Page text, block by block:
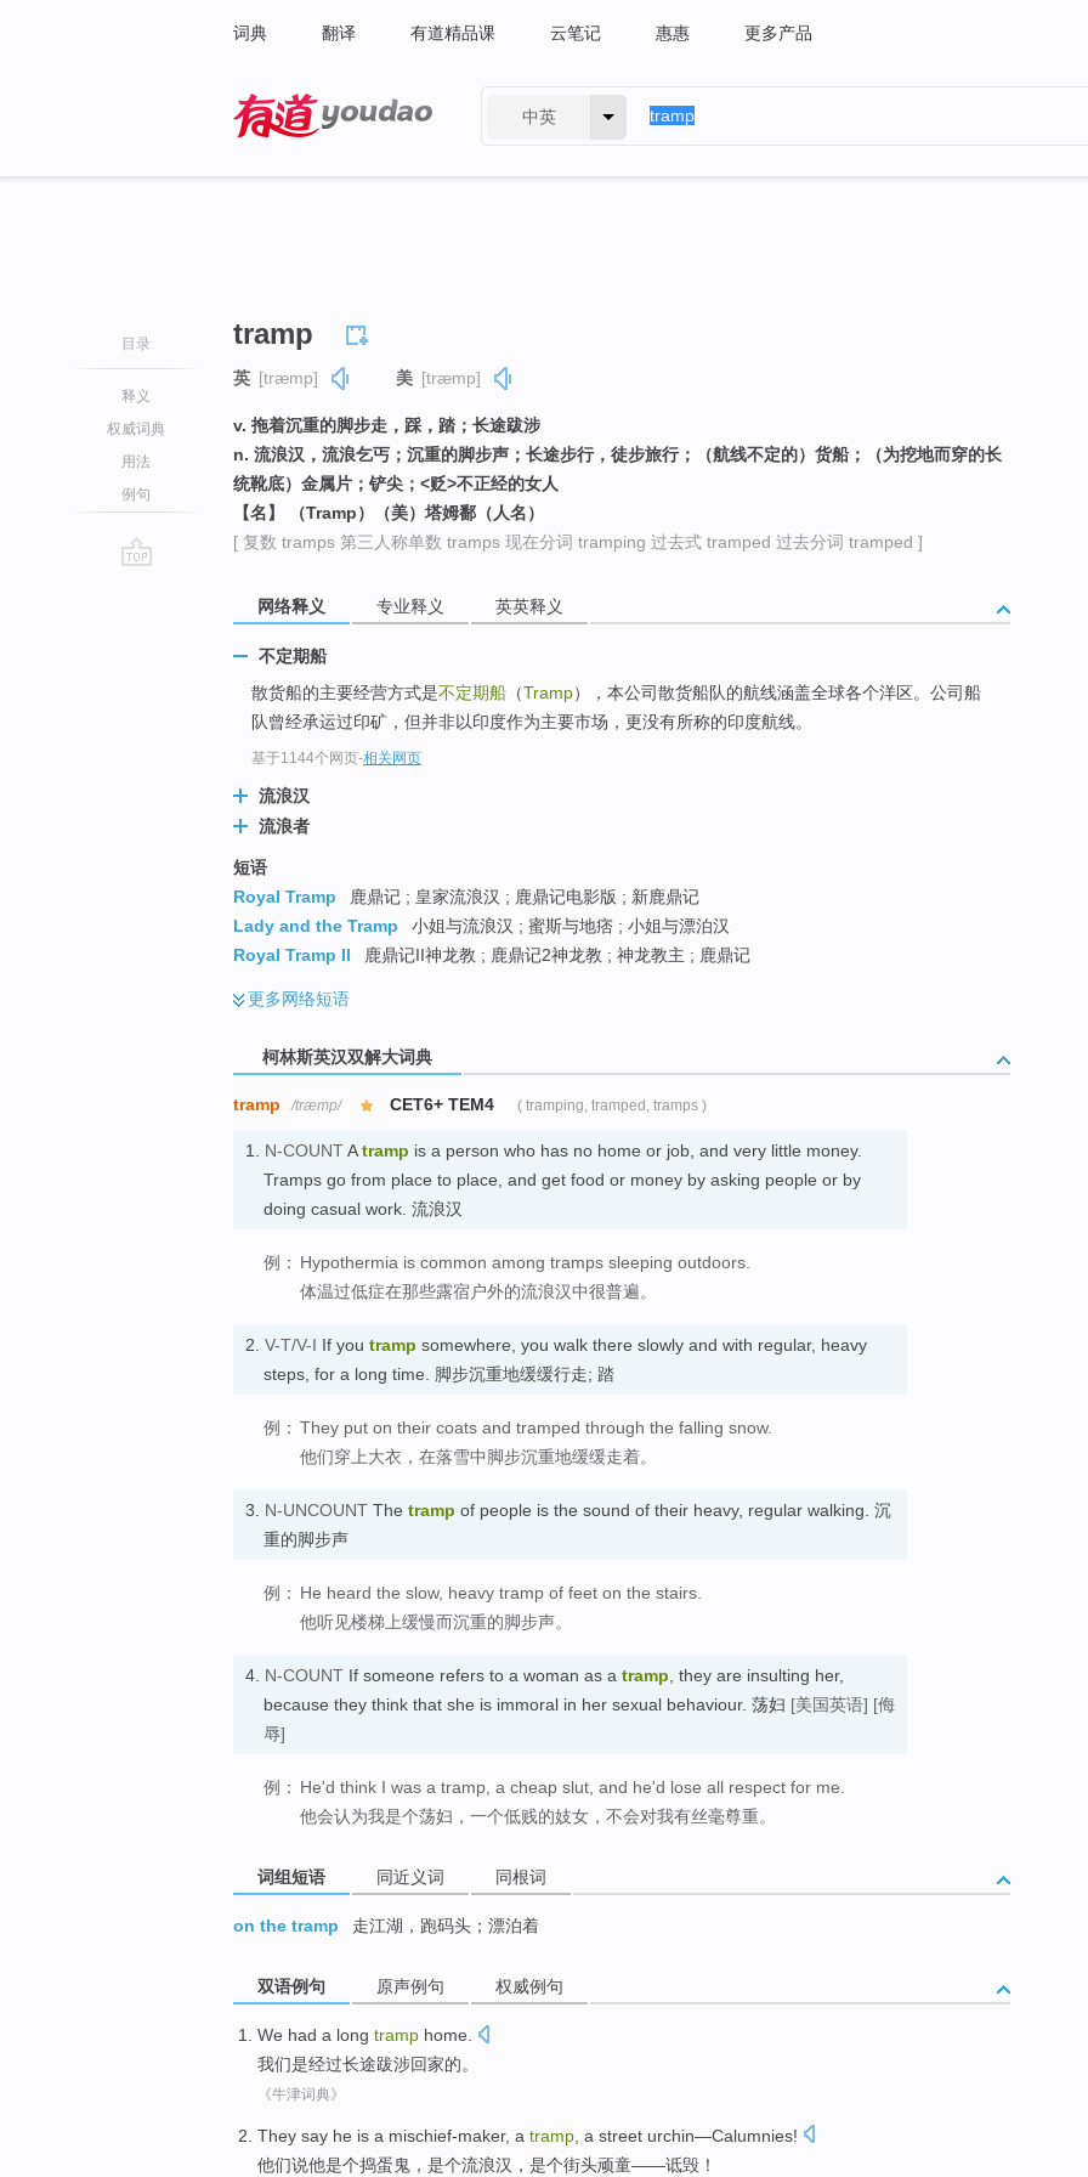
词典 翻译 有道精品课 云笔记 惠惠 更多产品
中英
目录
释义
权威词典
用法
例句
tramp
英 [træmp] 美 [træmp]
v. 拖着沉重的脚步走，踩，踏；长途跋涉
n. 流浪汉，流浪乞丐；沉重的脚步声；长途步行，徒步旅行；（航线不定的）货船；（为挖地而穿的长
统靴底）金属片；铲尖；<贬>不正经的女人
【名】 （Tramp）（美）塔姆鄱（人名）
[ 复数 tramps 第三人称单数 tramps 现在分词 tramping 过去式 tramped 过去分词 tramped ]
网络释义 专业释义 英英释义
不定期船
散货船的主要经营方式是不定期船 （Tramp），本公司散货船队的航线涵盖全球各个洋区。公司船
队曾经承运过印矿，但并非以印度作为主要市场，更没有所称的印度航线。
基于1144个网页-相关网页
流浪汉
流浪者
短语
Royal Tramp
鹿鼎记 ; 皇家流浪汉 ; 鹿鼎记电影版 ; 新鹿鼎记
Lady and the Tramp
小姐与流浪汉 ; 蜜斯与地痞 ; 小姐与漂泊汉
Royal Tramp II
鹿鼎记II神龙教 ; 鹿鼎记2神龙教 ; 神龙教主 ; 鹿鼎记
更多网络短语
柯林斯英汉双解大词典
tramp /træmp/ CET6+ TEM4 ( tramping, tramped, tramps )
1. N-COUNTAtramp is a person who has no home or job, and very little money.
Tramps go from place to place, and get food or money by asking people or by
doing casual work. 流浪汉
例： Hypothermia is common among tramps sleeping outdoors.
体温过低症在那些露宿户外的流浪汉中很普遍。
2. V-T/V-I If you tramp somewhere, you walk there slowly and with regular, heavy
steps, for a long time. 脚步沉重地缓缓行走; 踏
例： They put on their coats and tramped through the falling snow.
他们穿上大衣，在落雪中脚步沉重地缓缓走着。
3. N-UNCOUNT The tramp of people is the sound of their heavy, regular walking. 沉
重的脚步声
例： He heard the slow, heavy tramp of feet on the stairs.
他听见楼梯上缓慢而沉重的脚步声。
4. N-COUNT If someone refers to a woman as a tramp, they are insulting her,
because they think that she is immoral in her sexual behaviour. 荡妇 [美国英语] [侮
辱]
例： He'd think I was a tramp, a cheap slut, and he'd lose all respect for me.
他会认为我是个荡妇，一个低贱的妓女，不会对我有丝毫尊重。
词组短语 同近义词 同根词
on the tramp 走江湖，跑码头；漂泊着
双语例句 原声例句 权威例句
We had a long tramp home
我们是经过长途跋涉回家的。
《牛津词典》
They say he is a mischief-maker, a tramp , a street urchin—Calumnies!
他们说他是个捣蛋鬼 ， 是个流浪汉 ，是个街头顽童——诋毁 ！